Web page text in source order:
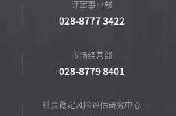
评审事业部
028-8777 3422
市场经营部
028-8779 8401
社会稳定风险评估研究中心